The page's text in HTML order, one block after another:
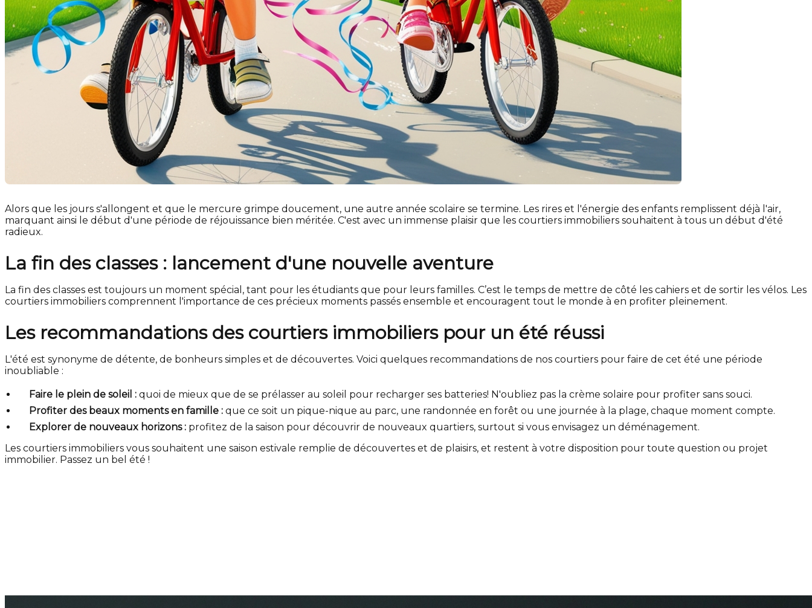
Alors que les jours s'allongent et que le mercure grimpe doucement, une autre année scolaire se termine. Les rires et l'énergie des enfants remplissent déjà l'air,
marquant ainsi le début d'une période de réjouissance bien méritée. C'est avec un immense plaisir que les courtiers immobiliers souhaitent à tous un début d'été
radieux.
La fin des classes : lancement d'une nouvelle aventure
La fin des classes est toujours un moment spécial, tant pour les étudiants que pour leurs familles. C’est le temps de mettre de côté les cahiers et de sortir les vélos. Les
courtiers immobiliers comprennent l'importance de ces précieux moments passés ensemble et encouragent tout le monde à en profiter pleinement.
Les recommandations des courtiers immobiliers pour un été réussi
L'été est synonyme de détente, de bonheurs simples et de découvertes. Voici quelques recommandations de nos courtiers pour faire de cet été une période
inoubliable :
Faire le plein de soleil : quoi de mieux que de se prélasser au soleil pour recharger ses batteries! N'oubliez pas la crème solaire pour profiter sans souci.
Profiter des beaux moments en famille : que ce soit un pique-nique au parc, une randonnée en forêt ou une journée à la plage, chaque moment compte.
Explorer de nouveaux horizons : profitez de la saison pour découvrir de nouveaux quartiers, surtout si vous envisagez un déménagement.
Les courtiers immobiliers vous souhaitent une saison estivale remplie de découvertes et de plaisirs, et restent à votre disposition pour toute question ou projet
immobilier. Passez un bel été !